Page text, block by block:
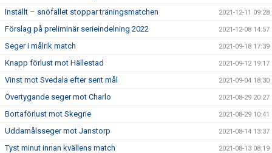
Inställt – snöfallet stoppar träningsmatchen 2021-12-11 09:28
Förslag på preliminär serieindelning 2022 2021-12-08 14:57
Seger i målrik match 2021-09-18 17:39
Knapp förlust mot Hällestad 2021-09-12 19:17
Vinst mot Svedala efter sent mål 2021-09-04 18:30
Övertygande seger mot Charlo 2021-08-29 20:27
Bortaförlust mot Skegrie 2021-08-29 10:41
Uddamålsseger mot Janstorp 2021-08-14 13:37
Tyst minut innan kvällens match 2021-08-13 08:19